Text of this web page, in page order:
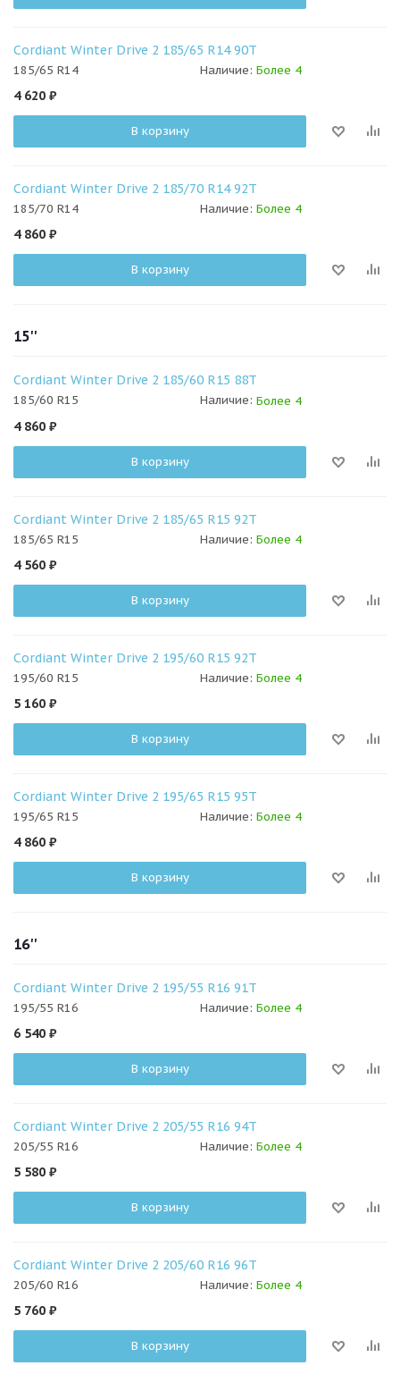
Cordiant Winter Drive 2 185/65 R14 90T
185/65 R14 Наличие: Более 4
4 620 ₽
В корзину
Cordiant Winter Drive 2 185/70 R14 92T
185/70 R14 Наличие: Более 4
4 860 ₽
В корзину
15''
Cordiant Winter Drive 2 185/60 R15 88T
185/60 R15 Наличие: Более 4
4 860 ₽
В корзину
Cordiant Winter Drive 2 185/65 R15 92T
185/65 R15 Наличие: Более 4
4 560 ₽
В корзину
Cordiant Winter Drive 2 195/60 R15 92T
195/60 R15 Наличие: Более 4
5 160 ₽
В корзину
Cordiant Winter Drive 2 195/65 R15 95T
195/65 R15 Наличие: Более 4
4 860 ₽
В корзину
16''
Cordiant Winter Drive 2 195/55 R16 91T
195/55 R16 Наличие: Более 4
6 540 ₽
В корзину
Cordiant Winter Drive 2 205/55 R16 94T
205/55 R16 Наличие: Более 4
5 580 ₽
В корзину
Cordiant Winter Drive 2 205/60 R16 96T
205/60 R16 Наличие: Более 4
5 760 ₽
В корзину